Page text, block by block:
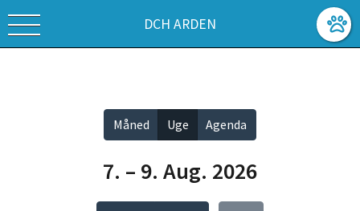
DCH ARDEN
7. – 9. Aug. 2026
Måned Uge Agenda